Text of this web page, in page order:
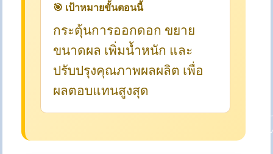
🎯 เป้าหมายขั้นตอนนี้
กระตุ้นการออกดอก ขยาย
ขนาดผล เพิ่มน้ำหนัก และ
ปรับปรุงคุณภาพผลผลิต เพื่อ
ผลตอบแทนสูงสุด